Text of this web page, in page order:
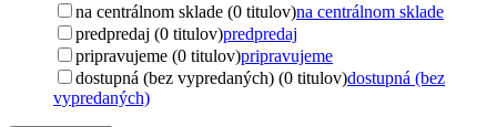
na centrálnom sklade (0 titulov)na centrálnom sklade
predpredaj (0 titulov)predpredaj
pripravujeme (0 titulov)pripravujeme
dostupná (bez vypredaných) (0 titulov)dostupná (bez
vypredaných)